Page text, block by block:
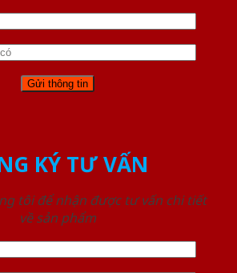
KÝ TƯ VẤN
tôi để nhận được tư vấn chi tiết
về sản phẩm